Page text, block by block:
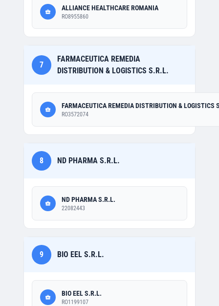
ALLIANCE HEALTHCARE ROMANIA
RO8955860
7
FARMACEUTICA REMEDIA
DISTRIBUTION & LOGISTICS S.R.L.
FARMACEUTICA REMEDIA DISTRIBUTION & LOGISTICS
RO3572074
8 ND PHARMA S.R.L.
ND PHARMA S.R.L.
22082443
9 BIO EEL S.R.L.
BIO EEL S.R.L.
RO1199107